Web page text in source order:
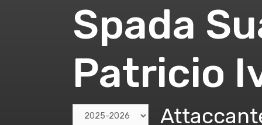
Spada
Patricio